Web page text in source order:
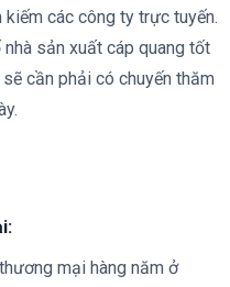
các công ty trực tuyến.
sản xuất cáp quang tốt
cần phải có chuyến thăm
mại hàng năm ở